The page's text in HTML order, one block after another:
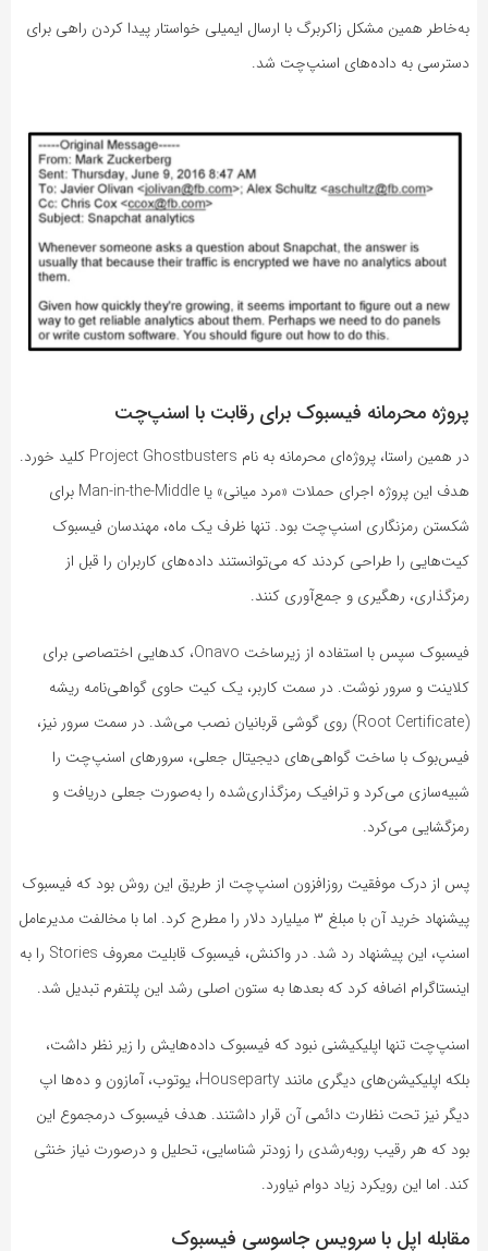
به‌خاطر همین مشکل زاکربرگ با ارسال ایمیلی خواستار پیدا کردن راهی برای
دسترسی به داده‌های اسنپ‌چت شد.
پروژه محرمانه فیسبوک برای رقابت با اسنپ‌چت
در همین راستا، پروژه‌ای محرمانه به نام Project Ghostbusters کلید خورد.
هدف این پروژه اجرای حملات «مرد میانی» یا Man-in-the-Middle برای
شکستن رمزنگاری اسنپ‌چت بود. تنها ظرف یک ماه، مهندسان فیسبوک
کیت‌هایی را طراحی کردند که می‌توانستند داده‌های کاربران را قبل از
رمزگذاری، رهگیری و جمع‌آوری کنند.
فیسبوک سپس با استفاده از زیرساخت Onavo، کدهایی اختصاصی برای
کلاینت و سرور نوشت. در سمت کاربر، یک کیت حاوی گواهی‌نامه ریشه
(Root Certificate) روی گوشی قربانیان نصب می‌شد. در سمت سرور نیز،
فیس‌بوک با ساخت گواهی‌های دیجیتال جعلی، سرورهای اسنپ‌چت را
شبیه‌سازی می‌کرد و ترافیک رمزگذاری‌شده را به‌صورت جعلی دریافت و
رمزگشایی می‌کرد.
پس از درک موفقیت روزافزون اسنپ‌چت از طریق این روش بود که فیسبوک
پیشنهاد خرید آن با مبلغ ۳ میلیارد دلار را مطرح کرد. اما با مخالفت مدیرعامل
اسنپ، این پیشنهاد رد شد. در واکنش، فیسبوک قابلیت معروف Stories را به
اینستاگرام اضافه کرد که بعدها به ستون اصلی رشد این پلتفرم تبدیل شد.
اسنپ‌چت تنها اپلیکیشنی نبود که فیسبوک داده‌هایش را زیر نظر داشت،
بلکه اپلیکیشن‌های دیگری مانند Houseparty، یوتوب، آمازون و ده‌ها اپ
دیگر نیز تحت نظارت دائمی آن قرار داشتند. هدف فیسبوک درمجموع این
بود که هر رقیب روبه‌رشدی را زودتر شناسایی، تحلیل و درصورت نیاز خنثی
کند. اما این رویکرد زیاد دوام نیاورد.
مقابله اپل با سرویس جاسوسی فیسبوک